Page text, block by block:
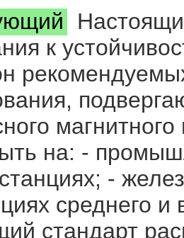
к
на: -
-
среднего
стандарт